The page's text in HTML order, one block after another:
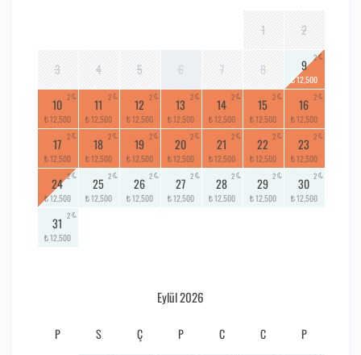
1 2
3 4 5 6 7 8 9
₺ 12,500
2
10
₺ 12,500
2 11
₺ 12,500
2 12
₺ 12,500
2 13
₺ 12,500
2 14
₺ 12,500
2 15
₺ 12,500
2 16
₺ 12,500
2
17
₺ 12,500
2 18
₺ 12,500
2 19
₺ 12,500
2 20
₺ 12,500
2 21
₺ 12,500
2 22
₺ 12,500
2 23
₺ 12,500
2
24
₺ 12,500
2 25
₺ 12,500
2 26
₺ 12,500
2 27
₺ 12,500
2 28
₺ 12,500
2 29
₺ 12,500
2 30
₺ 12,500
2
31
₺ 12,500
2
Eylül 2026
P S Ç P C C P